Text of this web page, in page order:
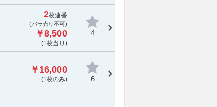
2枚連番
(バラ売り不可)
￥8,500
(1枚当り)
4
￥16,000
(1枚のみ) 6